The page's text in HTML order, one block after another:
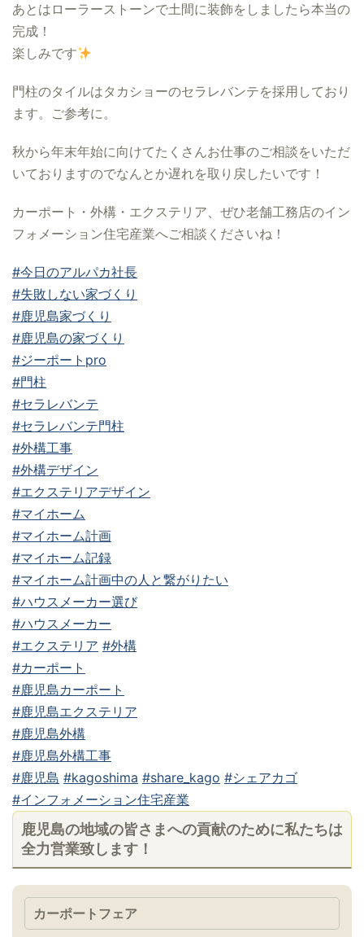
あとはローラーストーンで土間に装飾をしましたら本当の
完成！
楽しみです
門柱のタイルはタカショーのセラレバンテを採用しており
ます。ご参考に。
秋から年末年始に向けてたくさんお仕事のご相談をいただ
いておりますのでなんとか遅れを取り戻したいです！
カーポート・外構・エクステリア、ぜひ老舗工務店のイン
フォメーション住宅産業へご相談くださいね！
#今日のアルパカ社長
#失敗しない家づくり
#鹿児島家づくり
#鹿児島の家づくり
#ジーポートpro
#門柱
#セラレバンテ
#セラレバンテ門柱
#外構工事
#外構デザイン
#エクステリアデザイン
#マイホーム
#マイホーム計画
#マイホーム記録
#マイホーム計画中の人と繋がりたい
#ハウスメーカー選び
#ハウスメーカー
#エクステリア #外構
#カーポート
#鹿児島カーポート
#鹿児島エクステリア
#鹿児島外構
#鹿児島外構工事
#鹿児島 #kagoshima #share_kago #シェアカゴ
#インフォメーション住宅産業
鹿児島の地域の皆さまへの貢献のために私たちは
全力営業致します！
カーポートフェア